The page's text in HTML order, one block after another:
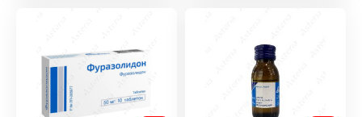
Հակաուռուցքային դեղամիջոցներ